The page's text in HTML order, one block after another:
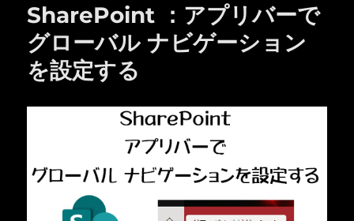
SharePoint ：アプリバーで
グローバル ナビゲーション
を設定する